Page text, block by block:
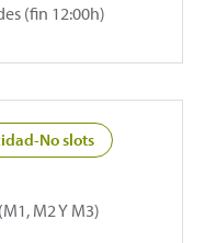
(fin 12:00h)
No slots
M2 Y M3)